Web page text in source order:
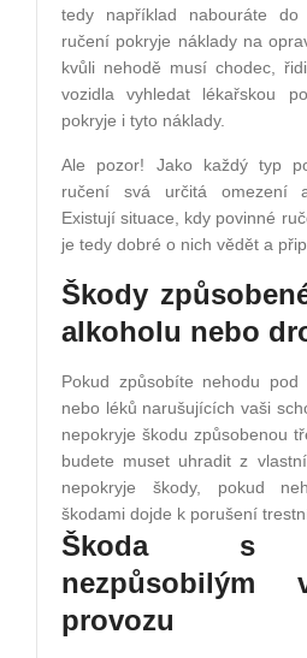
tedy například nabouráte do
ručení pokryje náklady na
kvůli nehodě musí chodec,
vozidla vyhledat lékařskou
pokryje i tyto náklady.
Ale pozor! Jako každý typ
ručení svá určitá omezení
Existují situace, kdy povinné
je tedy dobré o nich vědět a
Škody
alkoholu nebo
Pokud způsobíte nehodu pod
nebo léků narušujících vaši
nepokryje škodu způsobenou
budete muset uhradit z
nepokryje škody, pokud
škodami dojde k porušení
Škoda s
nezpůsobilým
provozu